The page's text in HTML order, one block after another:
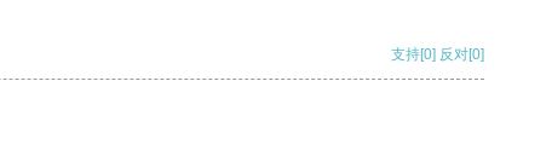
支持[0] 反对[0]